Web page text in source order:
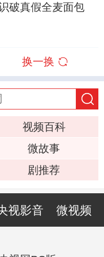
破真假全麦面包
换一换
视频百科
微故事
剧推荐
视影音 微视频